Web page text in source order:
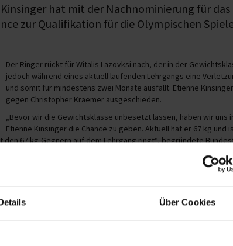
Über Cookies
hat mit der Nachnominierung für
zur Qualifikation für die Olympischen
Der Ringer rückt für Witalis Lazovksi nach, der in der
jedoch während eines aktuell laufenden Lehrgangs eine
und somit für mindestens zwei Monate ausfällt. Etienne
gegen Christopher Kraemer ausgeschieden.
„Bevor wir die Gewichtsklasse unbesetzt lassen, haben wir uns
Etienne Kinsinger die Chance zu geben. Aktuell hat er 67 kg
den 67 kg-Gegnern auf dem Lehrgang ringt“, begründete
Studium an der DHfPG